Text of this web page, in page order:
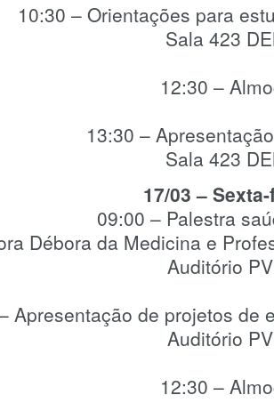
10:30 – Orientações para
Sala 423
12:30 –
13:30 –
Sala 423
17/03 –
09:00 – Palestra
Débora da Medicina e
Auditório
Apresentação de projetos de
Auditório
12:30 –